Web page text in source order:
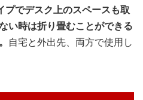
プでデスク上のスペースも取
い時は折り畳むことができる
自宅と外出先、両方で使用し